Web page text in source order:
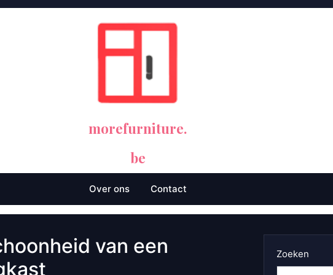
morefurniture.
be
Over ons Contact
van een
Zoeken